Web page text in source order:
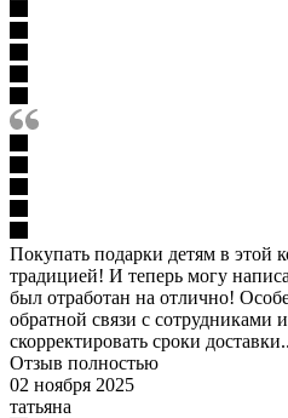
Покупать подарки детям в этой
традицией! И теперь могу
был отработан на отлично!
обратной связи с сотрудниками
скорректировать сроки
Отзыв полностью
02 ноября 2025
татьяна